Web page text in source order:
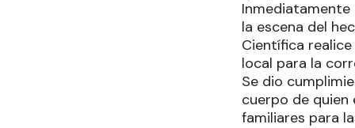
la escena del
Científica
local para la
Se dio
cuerpo de quien
familiares para